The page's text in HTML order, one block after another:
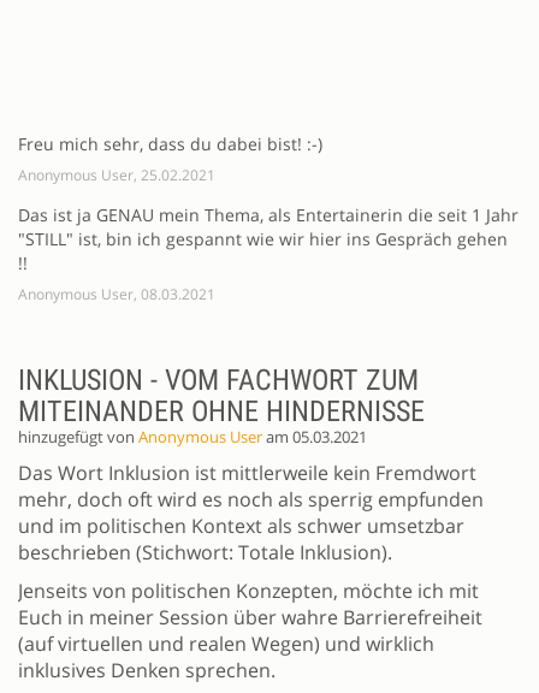
Freu mich sehr, dass du dabei bist! :-)
Anonymous User, 25.02.2021
Das ist ja GENAU mein Thema, als Entertainerin die seit 1 Jahr
"STILL" ist, bin ich gespannt wie wir hier ins Gespräch gehen
!!
Anonymous User, 08.03.2021
INKLUSION - VOM FACHWORT ZUM
MITEINANDER OHNE HINDERNISSE
hinzugefügt von Anonymous Useram 05.03.2021
Das Wort Inklusion ist mittlerweile kein Fremdwort
mehr, doch oft wird es noch als sperrig empfunden
und im politischen Kontext als schwer umsetzbar
beschrieben (Stichwort: Totale Inklusion).
Jenseits von politischen Konzepten, möchte ich mit
Euch in meiner Session über wahre Barrierefreiheit
(auf virtuellen und realen Wegen) und wirklich
inklusives Denken sprechen.